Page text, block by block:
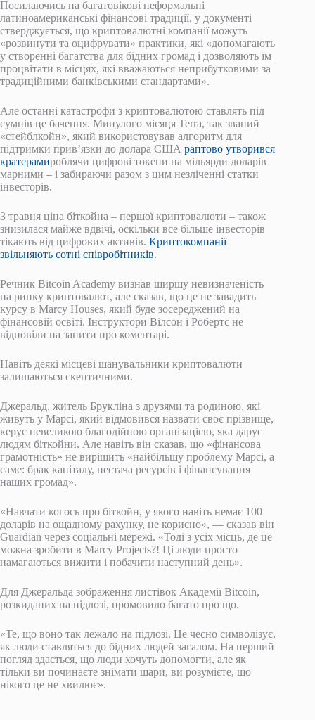
Посилаючись на багатовікові неформальні
латиноамериканські фінансові традиції, у документі
стверджується, що криптовалютні компанії можуть
«розвинути та оцифрувати» практики, які «допомагають
у створенні багатства для бідних громад і дозволяють їм
процвітати в місцях, які вважаються неприбутковими за
традиційними банківськими стандартами».
Але останні катастрофи з криптовалютою ставлять під
сумнів це бачення. Минулого місяця Terra, так званий
«стейблкойн», який використовував алгоритм для
підтримки прив’язки до долара США раптово утворився
кратерамироблячи цифрові токени на мільярди доларів
марними – і забираючи разом з цим незліченні статки
інвесторів.
З травня ціна біткойна – першої криптовалюти – також
знизилася майже вдвічі, оскільки все більше інвесторів
тікають від цифрових активів. Криптокомпанії
звільняють сотні співробітників.
Речник Bitcoin Academy визнав ширшу невизначеність
на ринку криптовалют, але сказав, що це не завадить
курсу в Marcy Houses, який буде зосереджений на
фінансовій освіті. Інструктори Вілсон і Робертс не
відповіли на запити про коментарі.
Навіть деякі місцеві шанувальники криптовалюти
залишаються скептичними.
Джеральд, житель Брукліна з друзями та родиною, які
живуть у Марсі, який відмовився назвати своє прізвище,
керує невеликою благодійною організацією, яка дарує
людям біткойни. Але навіть він сказав, що «фінансова
грамотність» не вирішить «найбільшу проблему Марсі, а
саме: брак капіталу, нестача ресурсів і фінансування
наших громад».
«Навчати когось про біткойн, у якого навіть немає 100
доларів на ощадному рахунку, не корисно», — сказав він
Guardian через соціальні мережі. «Тоді з усіх місць, де це
можна зробити в Marcy Projects?! Ці люди просто
намагаються вижити і побачити наступний день».
Для Джеральда зображення листівок Академії Bitcoin,
розкиданих на підлозі, промовило багато про що.
«Те, що воно так лежало на підлозі. Це чесно символізує,
як люди ставляться до бідних людей загалом. На перший
погляд здається, що люди хочуть допомогти, але як
тільки ви починаєте знімати шари, ви розумієте, що
нікого це не хвилює».